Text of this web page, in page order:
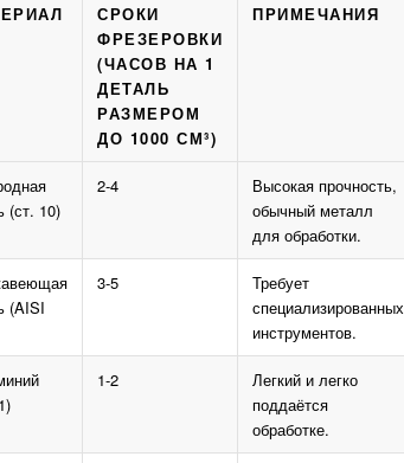
СРОКИ
ФРЕЗЕРОВКИ
(ЧАСОВ НА 1
ДЕТАЛЬ
РАЗМЕРОМ
ДО 1000 СМ³)
ПРИМЕЧАНИЯ
(ст. 10)
2-4
Высокая прочность,
обычный металл
для обработки.
(AISI
3-5
Требует
специализированных
инструментов.
1-2
Легкий и легко
поддаётся
обработке.